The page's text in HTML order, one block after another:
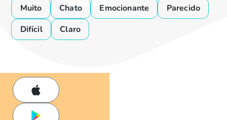
Muito
Chato Emocionante
Parecido
Difícil
Claro